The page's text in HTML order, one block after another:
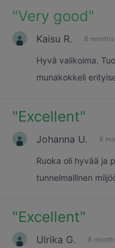
"Very good"
Kaisu R. 8
Hyvä valikoima.
munakokkeli
"Excellent"
Johanna U. 8
Ruoka oli hyvää ja
tunnelmallinen
"Excellent"
Ulrika G. 8